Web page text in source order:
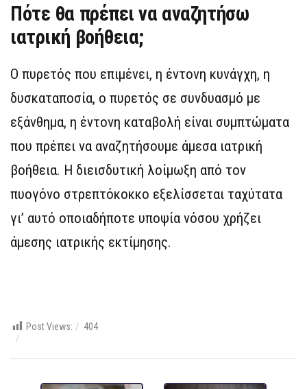
Πότε θα πρέπει να αναζητήσω
ιατρική βοήθεια;
Ο πυρετός που επιμένει, η έντονη κυνάγχη, η
δυσκαταποσία, ο πυρετός σε συνδυασμό με
εξάνθημα, η έντονη καταβολή είναι συμπτώματα
που πρέπει να αναζητήσουμε άμεσα ιατρική
βοήθεια. Η διεισδυτική λοίμωξη από τον
πυογόνο στρεπτόκοκκο εξελίσσεται ταχύτατα
γι’ αυτό οποιαδήποτε υποψία νόσου χρήζει
άμεσης ιατρικής εκτίμησης.
Post Views: 404